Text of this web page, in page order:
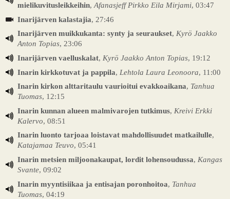
mielikuvitusleikkeihin, Afanasjeff Pirkko Eila Mirjami, 03:47
Inarijärven kalastajia, 27:46
Inarijärven muikkukanta: synty ja seuraukset, Kyrö Jaakko
Anton Topias, 23:06
Inarijärven vaelluskalat, Kyrö Jaakko Anton Topias, 19:12
Inarin kirkkotuvat ja pappila, Lehtola Laura Leonoora, 11:00
Inarin kirkon alttaritaulu vaurioitui evakkoaikana, Tanhua
Tuomas, 12:15
Inarin kunnan alueen malmivarojen tutkimus, Kreivi Erkki
Kalervo, 08:51
Inarin luonto tarjoaa loistavat mahdollisuudet matkailulle,
Katajamaa Teuvo, 05:41
Inarin metsien miljoonakaupat, lordit lohensoudussa, Kangas
Svante, 09:02
Inarin myyntisiikaa ja entisajan poronhoitoa, Tanhua
Tuomas, 04:19